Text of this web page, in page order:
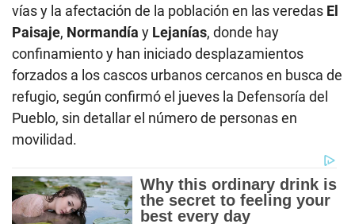
vías y la afectación de la población en las veredas El
Paisaje, Normandía y Lejanías, donde hay
confinamiento y han iniciado desplazamientos
forzados a los cascos urbanos cercanos en busca de
refugio, según confirmó el jueves la Defensoría del
Pueblo, sin detallar el número de personas en
movilidad.